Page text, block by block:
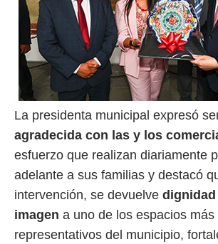
La presidenta municipal expresó
agradecida con las y los
esfuerzo que realizan diariamente
adelante a sus familias y destacó
intervención, se devuelve dignidad
imagen a uno de los espacios más
representativos del municipio,